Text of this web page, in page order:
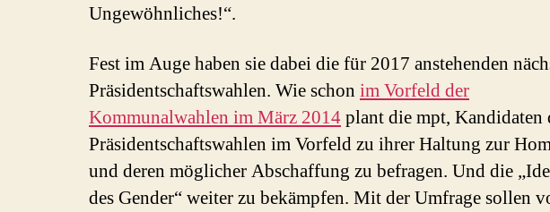
Ungewöhnliches!“.
Fest im Auge haben sie dabei die für 2017 anstehenden
Präsidentschaftswahlen. Wie schon im Vorfeld der
Kommunalwahlen im März 2014plant die mpt, Kandidaten
Präsidentschaftswahlen im Vorfeld zu ihrer Haltung zur
und deren möglicher Abschaffung zu befragen. Und die
des Gender“ weiter zu bekämpfen. Mit der Umfrage sollen